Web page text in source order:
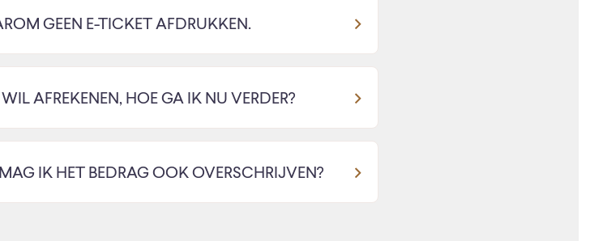
GEEN E-TICKET AFDRUKKEN.
AFREKENEN, HOE GA IK NU VERDER?
IK HET BEDRAG OOK OVERSCHRIJVEN?